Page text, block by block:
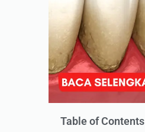
Table of Contents